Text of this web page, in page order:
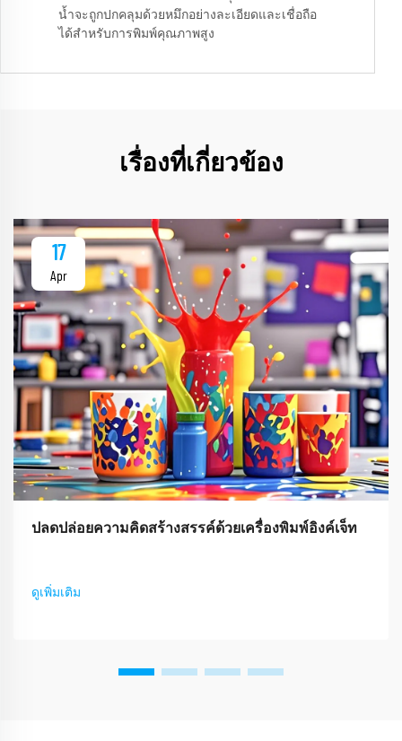
น้ำจะถูกปกคลุมด้วยหมึกอย่างละเอียดและเชื่อถือ
ได้สำหรับการพิมพ์คุณภาพสูง
เรื่องที่เกี่ยวข้อง
17
Apr
ปลดปล่อยความคิดสร้างสรรค์ด้วยเครื่องพิมพ์อิงค์เจ็ท
ดูเพิ่มเติม